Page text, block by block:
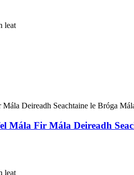
leat
Mála Fir Mála Deireadh
leat